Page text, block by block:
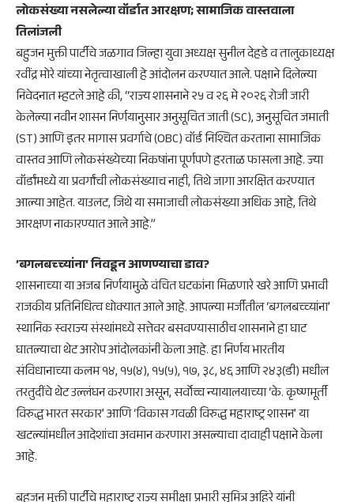
​लोकसंख्या नसलेल्या वॉर्डात आरक्षण; सामाजिक वास्तवाला
तिलांजली
​बहुजन मुक्ती पार्टीचे जळगाव जिल्हा युवा अध्यक्ष सुनील देहडे व तालुकाध्यक्ष
रवींद्र मोरे यांच्या नेतृत्वाखाली हे आंदोलन करण्यात आले. पक्षाने दिलेल्या
निवेदनात म्हटले आहे की, “राज्य शासनाने २५ व २६ मे २०२६ रोजी जारी
केलेल्या नवीन शासन निर्णयानुसार अनुसूचित जाती (SC), अनुसूचित जमाती
(ST) आणि इतर मागास प्रवर्गाचे (OBC) वॉर्ड निश्चित करताना सामाजिक
वास्तव आणि लोकसंख्येच्या निकषांना पूर्णपणे हरताळ फासला आहे. ज्या
वॉर्डांमध्ये या प्रवर्गांची लोकसंख्याच नाही, तिथे जागा आरक्षित करण्यात
आल्या आहेत. याउलट, जिथे या समाजाची लोकसंख्या अधिक आहे, तिथे
आरक्षण नाकारण्यात आले आहे.”
​’बगलबच्च्यांना’ निवडून आणण्याचा डाव?
​शासनाच्या या अजब निर्णयामुळे वंचित घटकांना मिळणारे खरे आणि प्रभावी
राजकीय प्रतिनिधित्व धोक्यात आले आहे. आपल्या मर्जीतील ‘बगलबच्च्यांना’
स्थानिक स्वराज्य संस्थांमध्ये सत्तेवर बसवण्यासाठीच शासनाने हा घाट
घातल्याचा थेट आरोप आंदोलकांनी केला आहे. हा निर्णय भारतीय
संविधानाच्या कलम १४, १५(४), १५(५), १७, ३८, ४६ आणि २४३(डी) मधील
तरतुदींचे थेट उल्लंघन करणारा असून, सर्वोच्च न्यायालयाच्या ‘के. कृष्णमूर्ती
विरुद्ध भारत सरकार’ आणि ‘विकास गवळी विरुद्ध महाराष्ट्र शासन’ या
खटल्यांमधील आदेशांचा अवमान करणारा असल्याचा दावाही पक्षाने केला
आहे.